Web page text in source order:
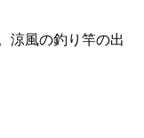
涼風の釣り竿の出